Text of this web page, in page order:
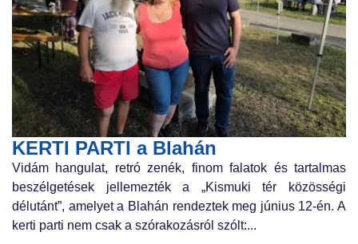
KERTI PARTI a Blahán
Vidám hangulat, retró zenék, finom falatok és tartalmas
beszélgetések jellemezték a „Kismuki tér közösségi
délutánt”, amelyet a Blahán rendeztek meg június 12-én. A
kerti parti nem csak a szórakozásról szólt:...